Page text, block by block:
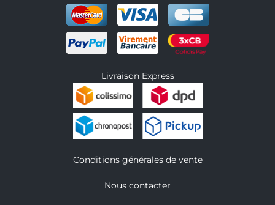
Livraison Express
Conditions générales de vente
Nous contacter